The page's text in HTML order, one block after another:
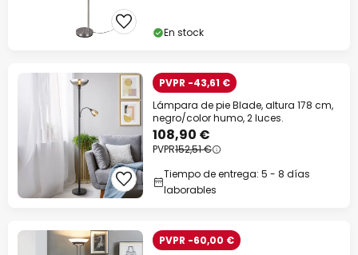
En stock
PVPR -43,61 €
Lámpara de pie Blade, altura 178 cm,
negro/color humo, 2 luces.
108,90 €
PVPR152,51 €
Tiempo de entrega: 5 - 8 días
laborables
PVPR -60,00 €